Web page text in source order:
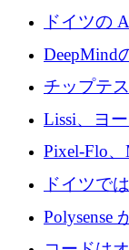
から
ドイツの
がプレシ
DeepMind
立したAI
1,300万ド
チップテ
を調達
Lissi、ヨ
ンティテ
Pixel-Flo
ンドで
ドイツで
社という
ンブルク
Polysense
張するた